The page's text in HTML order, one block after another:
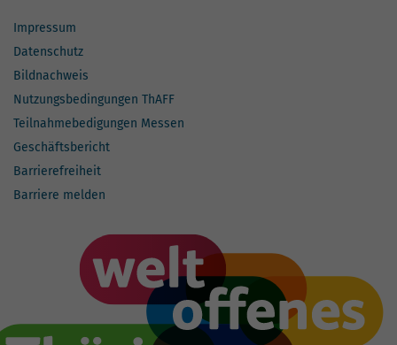
Impressum
Datenschutz
Bildnachweis
Nutzungsbedingungen ThAFF
Teilnahmebedigungen Messen
Geschäftsbericht
Barrierefreiheit
Barriere melden